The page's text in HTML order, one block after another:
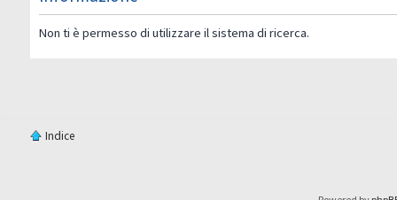
Non ti è permesso di utilizzare il sistema di ricerca.
Indice